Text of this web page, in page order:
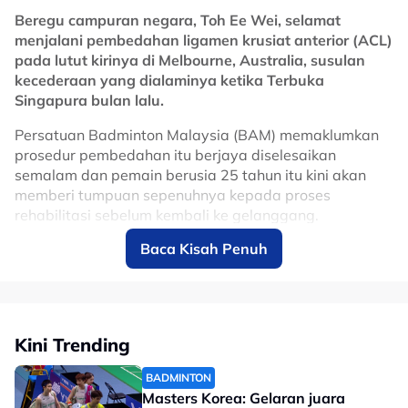
memperkukuhkan reputasi negara sebagai destinasi
utama sukan permotoran dunia, selain terus
merancakkan ekonomi menerusi kemasukan pelancong
dan penganjuran acara bertaraf antarabangsa di Litar
Antarabangsa Sepang.
No node context available.
Related Topics
#motoGP
Beregu campuran negara, Toh Ee Wei, selamat
menjalani pembedahan ligamen krusiat anterior (ACL)
pada lutut kirinya di Melbourne, Australia, susulan
kecederaan yang dialaminya ketika Terbuka
Singapura bulan lalu.
Persatuan Badminton Malaysia (BAM) memaklumkan
prosedur pembedahan itu berjaya diselesaikan
semalam dan pemain berusia 25 tahun itu kini akan
memberi tumpuan sepenuhnya kepada proses
rehabilitasi sebelum kembali ke gelanggang.
Ee Wei melahirkan rasa syukur apabila pembedahan
berjalan lancar, selain menghargai sokongan yang
“Saya lega kerana pembedahan berjalan dengan
lancar dan ingin mengucapkan terima kasih kepada
semua atas sokongan serta doa yang diberikan. Ia
Baca Kisah Penuh
Kini Trending
BADMINTON
Masters Korea: Gelaran juara